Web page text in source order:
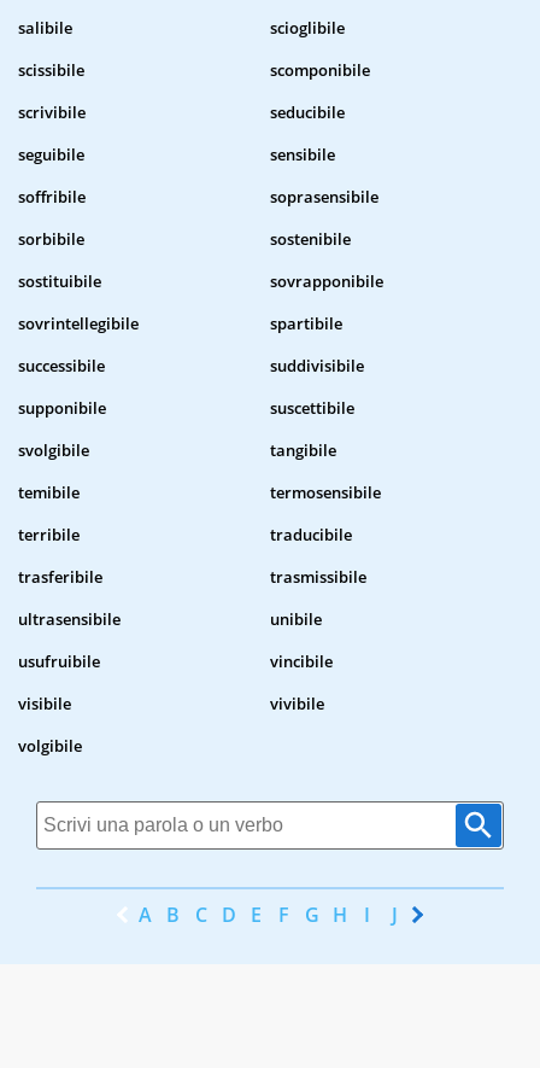
salibile
scioglibile
scissibile
scomponibile
scrivibile
seducibile
seguibile
sensibile
soffribile
soprasensibile
sorbibile
sostenibile
sostituibile
sovrapponibile
sovrintellegibile
spartibile
successibile
suddivisibile
supponibile
suscettibile
svolgibile
tangibile
temibile
termosensibile
terribile
traducibile
trasferibile
trasmissibile
ultrasensibile
unibile
usufruibile
vincibile
visibile
vivibile
volgibile
A B C D E F G H I J K